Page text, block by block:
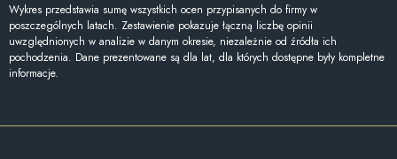
Wykres przedstawia sumę wszystkich ocen przypisanych do firmy w
poszczególnych latach. Zestawienie pokazuje łączną liczbę opinii
uwzględnionych w analizie w danym okresie, niezależnie od źródła ich
pochodzenia. Dane prezentowane są dla lat, dla których dostępne były kompletne
informacje.